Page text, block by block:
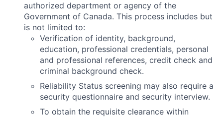
authorized department or agency of the
Government of Canada. This process includes but
is not limited to:
Verification of identity, background,
education, professional credentials, personal
and professional references, credit check and
criminal background check.
Reliability Status screening may also require a
security questionnaire and security interview.
To obtain the requisite clearance within